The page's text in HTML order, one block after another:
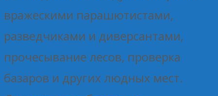
вражескими парашютистами,
разведчиками и диверсантами,
прочесывание лесов, проверка
базаров и других людных мест.